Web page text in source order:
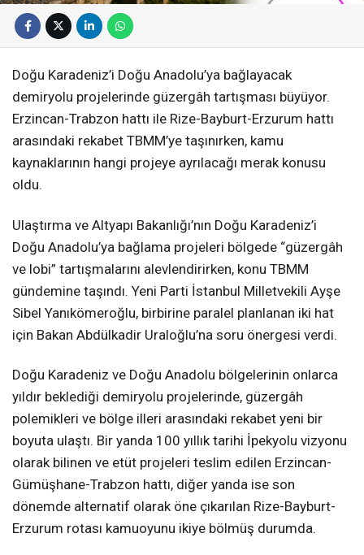
Doğu Karadeniz’i Doğu Anadolu’ya bağlayacak
demiryolu projelerinde güzergâh tartışması büyüyor.
Erzincan-Trabzon hattı ile Rize-Bayburt-Erzurum hattı
arasındaki rekabet TBMM’ye taşınırken, kamu
kaynaklarının hangi projeye ayrılacağı merak konusu
oldu.
Ulaştırma ve Altyapı Bakanlığı’nın Doğu Karadeniz’i
Doğu Anadolu’ya bağlama projeleri bölgede “güzergâh
ve lobi” tartışmalarını alevlendirirken, konu TBMM
gündemine taşındı. Yeni Parti İstanbul Milletvekili Ayşe
Sibel Yanıkömeroğlu, birbirine paralel planlanan iki hat
için Bakan Abdülkadir Uraloğlu’na soru önergesi verdi.
Doğu Karadeniz ve Doğu Anadolu bölgelerinin onlarca
yıldır beklediği demiryolu projelerinde, güzergâh
polemikleri ve bölge illeri arasındaki rekabet yeni bir
boyuta ulaştı. Bir yanda 100 yıllık tarihi İpekyolu vizyonu
olarak bilinen ve etüt projeleri teslim edilen Erzincan-
Gümüşhane-Trabzon hattı, diğer yanda ise son
dönemde alternatif olarak öne çıkarılan Rize-Bayburt-
Erzurum rotası kamuoyunu ikiye bölmüş durumda.